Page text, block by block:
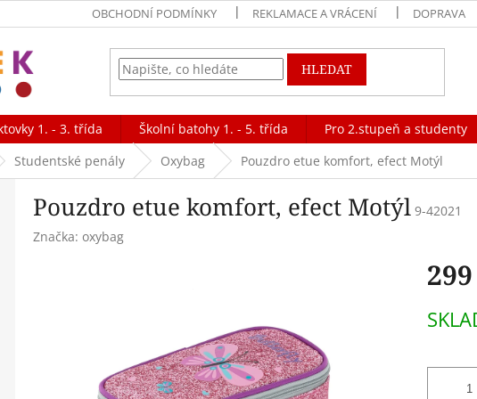
OBCHODNÍ PODMÍNKY REKLAMACE A VRÁCENÍ DOPRAVA
HLEDAT
1. - 3. třída Školní batohy 1. - 5. třída Pro 2.stupeň a studenty
Studentské penály Oxybag Pouzdro etue komfort, efect Motýl
Pouzdro etue komfort, efect Motýl 9-42021
Značka: oxybag
cena: